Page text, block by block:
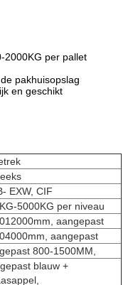
2000KG per pallet
pakhuisopslag
en geschikt
EXW, CIF
5000KG per niveau
aangepast
aangepast
800-1500MM,
blauw +